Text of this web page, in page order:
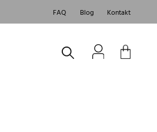
FAQ Blog Kontakt